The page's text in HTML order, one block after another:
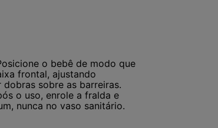
o bebê de modo que
frontal, ajustando
sobre as barreiras.
o uso, enrole a fralda e
nunca no vaso sanitário.